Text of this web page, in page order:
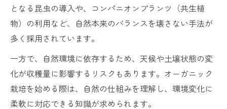
となる昆虫の導入や、コンパニオンプランツ（共生植
物）の利用など、自然本来のバランスを壊さない手法が
多く採用されています。
一方で、自然環境に依存するため、天候や土壌状態の変
化が収穫量に影響するリスクもあります。オーガニック
栽培を始める際は、自然の仕組みを理解し、環境変化に
柔軟に対応できる知識が求められます。